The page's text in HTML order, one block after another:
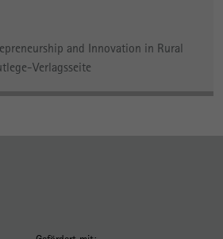
and Innovation in Rural
Verlagsseite